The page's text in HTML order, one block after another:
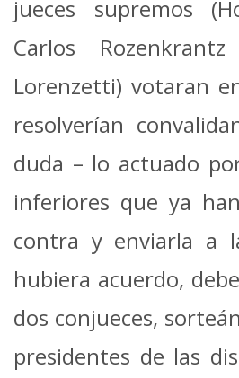
jueces supremos
Carlos
Lorenzetti) votaran
resolverían
duda – lo actuado
inferiores que ya
contra y enviarla a
hubiera acuerdo,
dos conjueces,
presidentes de las